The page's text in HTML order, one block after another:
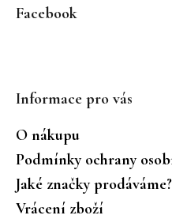
Facebook
Informace pro vás
O nákupu
Podmínky ochrany
Jaké značky prodáváme?
Vrácení zboží